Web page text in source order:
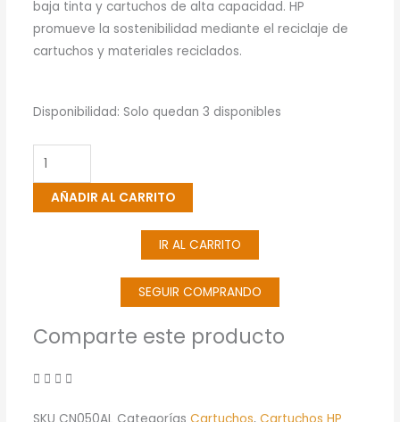
baja tinta y cartuchos de alta capacidad. HP
promueve la sostenibilidad mediante el reciclaje de
cartuchos y materiales reciclados.
Disponibilidad: Solo quedan 3 disponibles
Cartucho
Tinta
HP
951AÑADIR AL CARRITO
IR AL CARRITO
SEGUIR COMPRANDO
Comparte este producto